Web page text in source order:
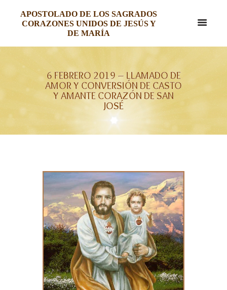
APOSTOLADO DE LOS SAGRADOS
CORAZONES UNIDOS DE JESÚS Y
DE MARÍA
6 FEBRERO 2019 – LLAMADO DE
AMOR Y CONVERSIÓN DE CASTO
Y AMANTE CORAZÓN DE SAN
JOSÉ